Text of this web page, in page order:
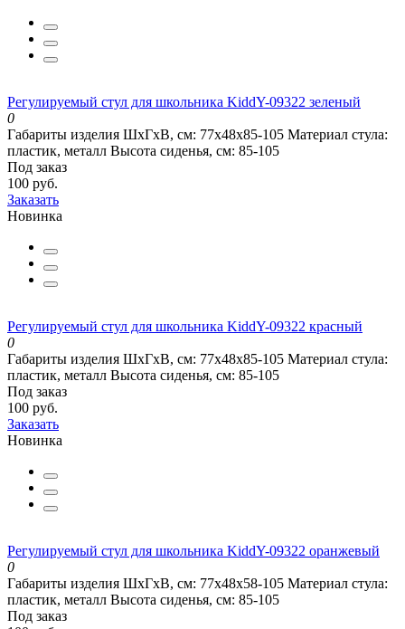
Регулируемый стул для школьника KiddY-09322 зеленый
0
Габариты изделия ШхГхВ, см: 77х48х85-105 Материал стула:
пластик, металл Высота сиденья, см: 85-105
Под заказ
100 руб.
Заказать
Новинка
Регулируемый стул для школьника KiddY-09322 красный
0
Габариты изделия ШхГхВ, см: 77х48х85-105 Материал стула:
пластик, металл Высота сиденья, см: 85-105
Под заказ
100 руб.
Заказать
Новинка
Регулируемый стул для школьника KiddY-09322 оранжевый
0
Габариты изделия ШхГхВ, см: 77х48х58-105 Материал стула:
пластик, металл Высота сиденья, см: 85-105
Под заказ